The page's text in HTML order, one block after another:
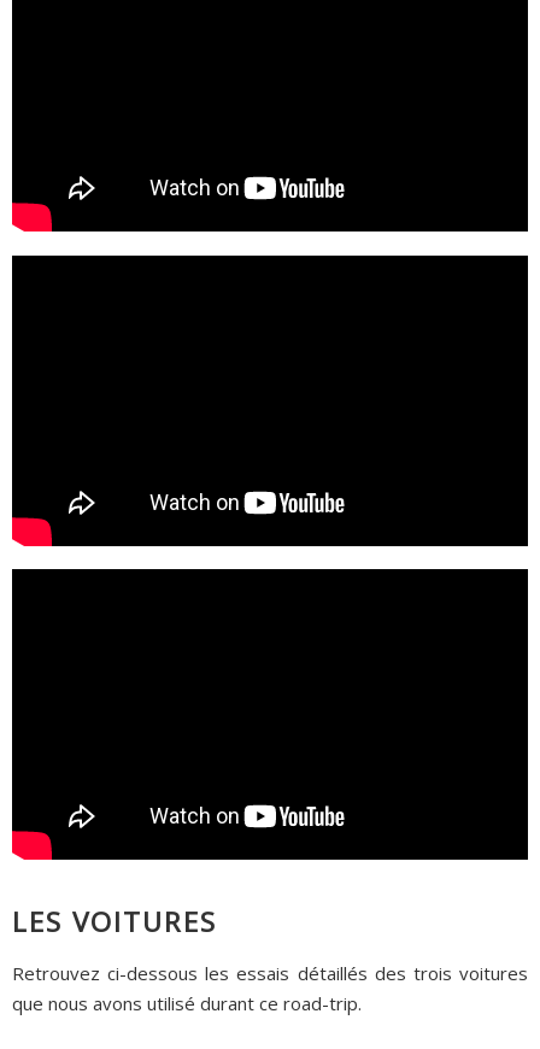
LES VOITURES
Retrouvez ci-dessous les essais détaillés des trois voitures
que nous avons utilisé durant ce road-trip.